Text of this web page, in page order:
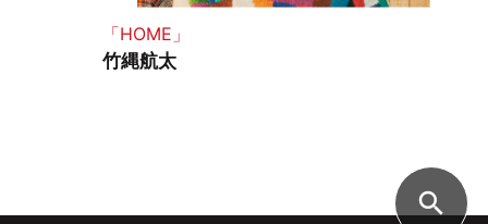
「HOME」
竹縄航太
search